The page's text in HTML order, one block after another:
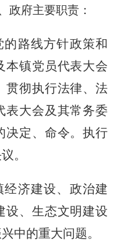
政府主要职责：
的路线方针政策和
本镇党员代表大会
贯彻执行法律、法
表大会及其常务委
决定、命令。执行
。
经济建设、政治建
设、生态文明建设
中的重大问题。